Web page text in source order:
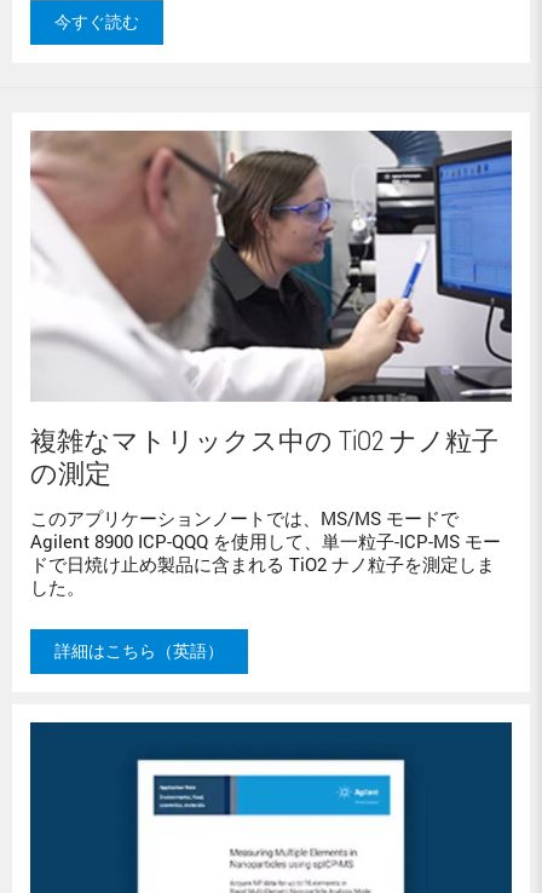
今すぐ読む
複雑なマトリックス中の TiO2 ナノ粒子
の測定
このアプリケーションノートでは、MS/MS モードで
Agilent 8900 ICP-QQQ を使用して、単一粒子-ICP-MS モー
ドで日焼け止め製品に含まれる TiO2 ナノ粒子を測定しま
した。
詳細はこちら（英語）